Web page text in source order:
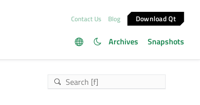
Contact Us Blog Download Qt
Archives Snapshots